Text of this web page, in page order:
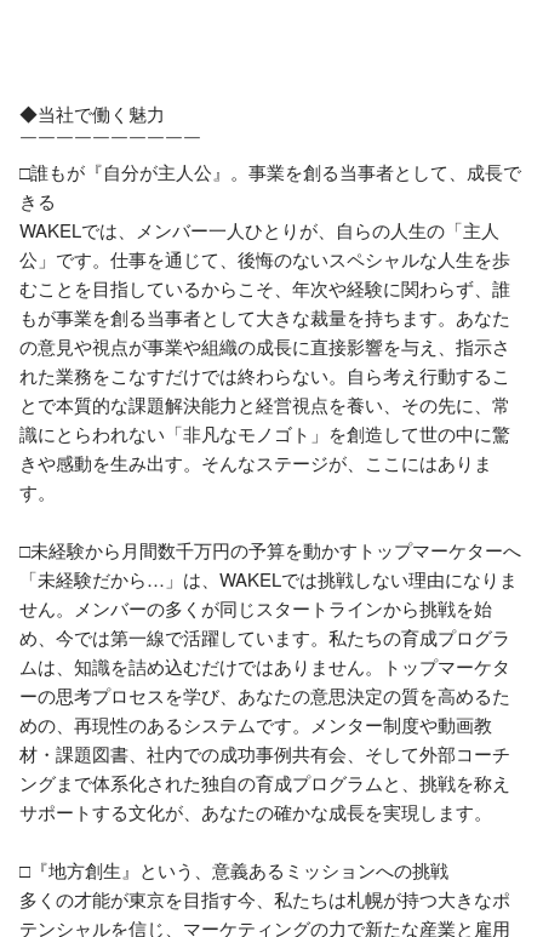
◆当社で働く魅力
￣￣￣￣￣￣￣￣￣￣
□誰もが『自分が主人公』。事業を創る当事者として、成長で
きる
WAKELでは、メンバー一人ひとりが、自らの人生の「主人
公」です。仕事を通じて、後悔のないスペシャルな人生を歩
むことを目指しているからこそ、年次や経験に関わらず、誰
もが事業を創る当事者として大きな裁量を持ちます。あなた
の意見や視点が事業や組織の成長に直接影響を与え、指示さ
れた業務をこなすだけでは終わらない。自ら考え行動するこ
とで本質的な課題解決能力と経営視点を養い、その先に、常
識にとらわれない「非凡なモノゴト」を創造して世の中に驚
きや感動を生み出す。そんなステージが、ここにはありま
す。
□未経験から月間数千万円の予算を動かすトップマーケターへ
「未経験だから…」は、WAKELでは挑戦しない理由になりま
せん。メンバーの多くが同じスタートラインから挑戦を始
め、今では第一線で活躍しています。私たちの育成プログラ
ムは、知識を詰め込むだけではありません。トップマーケタ
ーの思考プロセスを学び、あなたの意思決定の質を高めるた
めの、再現性のあるシステムです。メンター制度や動画教
材・課題図書、社内での成功事例共有会、そして外部コーチ
ングまで体系化された独自の育成プログラムと、挑戦を称え
サポートする文化が、あなたの確かな成長を実現します。
□『地方創生』という、意義あるミッションへの挑戦
多くの才能が東京を目指す今、私たちは札幌が持つ大きなポ
テンシャルを信じ、マーケティングの力で新たな産業と雇用